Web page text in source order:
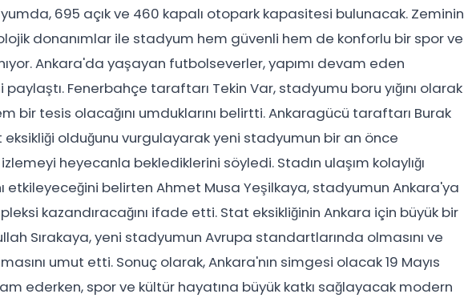
695 açık ve 460 kapalı otopark kapasitesi bulunacak. Zeminin
donanımlar ile stadyum hem güvenli hem de konforlu bir spor ve
Ankara'da yaşayan futbolseverler, yapımı devam eden
Fenerbahçe taraftarı Tekin Var, stadyumu boru yığını olarak
bir tesis olacağını umduklarını belirtti. Ankaragücü taraftarı Burak
olduğunu vurgulayarak yeni stadyumun bir an önce
heyecanla beklediklerini söyledi. Stadın ulaşım kolaylığı
etkileyeceğini belirten Ahmet Musa Yeşilkaya, stadyumun Ankara'ya
kazandıracağını ifade etti. Stat eksikliğinin Ankara için büyük bir
Sırakaya, yeni stadyumun Avrupa standartlarında olmasını ve
umut etti. Sonuç olarak, Ankara'nın simgesi olacak 19 Mayıs
ederken, spor ve kültür hayatına büyük katkı sağlayacak modern